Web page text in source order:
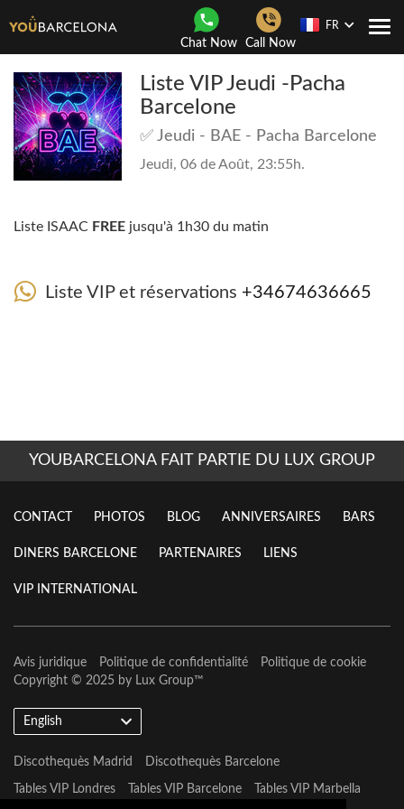
Chat Now Call Now
FR
Liste VIP Jeudi -Pacha
Barcelone
✅ Jeudi - BAE - Pacha Barcelone
Jeudi, 06 de Août, 23:55h.
Liste ISAAC FREE jusqu'à 1h30 du matin
Liste VIP et réservations +34674636665
YOUBARCELONA FAIT PARTIE DU LUX GROUP
CONTACT PHOTOS BLOG ANNIVERSAIRES BARS
DINERS BARCELONE PARTENAIRES LIENS
VIP INTERNATIONAL
Avis juridique Politique de confidentialité
Politique de cookie
Copyright © 2025 by Lux Group™
English
Discothequès Madrid Discothequès Barcelone
Tables VIP Londres Tables VIP Barcelone Tables VIP Marbella